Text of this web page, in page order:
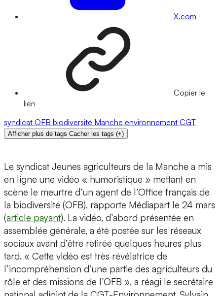
X.com
Copier le
lien
syndicat OFB biodiversité Manche environnement CGT
Afficher plus de tags Cacher les tags (+)
Le syndicat Jeunes agriculteurs de la Manche a mis
en ligne une vidéo « humoristique » mettant en
scène le meurtre d’un agent de l’Office français de
la biodiversité (OFB), rapporte Médiapart le 24 mars
(article payant). La vidéo, d’abord présentée en
assemblée générale, a été postée sur les réseaux
sociaux avant d’être retirée quelques heures plus
tard. « Cette vidéo est très révélatrice de
l’incompréhension d’une partie des agriculteurs du
rôle et des missions de l’OFB », a réagi le secrétaire